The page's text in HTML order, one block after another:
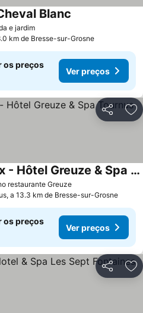
e jardim
Blanc
km de Bresse-sur-Grosne
os preços
Ver preços
Partilhar
restaurante Greuze
Demeures & Châteaux - Hôtel Greuze & Spa Tournus
a 13.3 km de Bresse-sur-Grosne
os preços
Ver preços
Partilhar